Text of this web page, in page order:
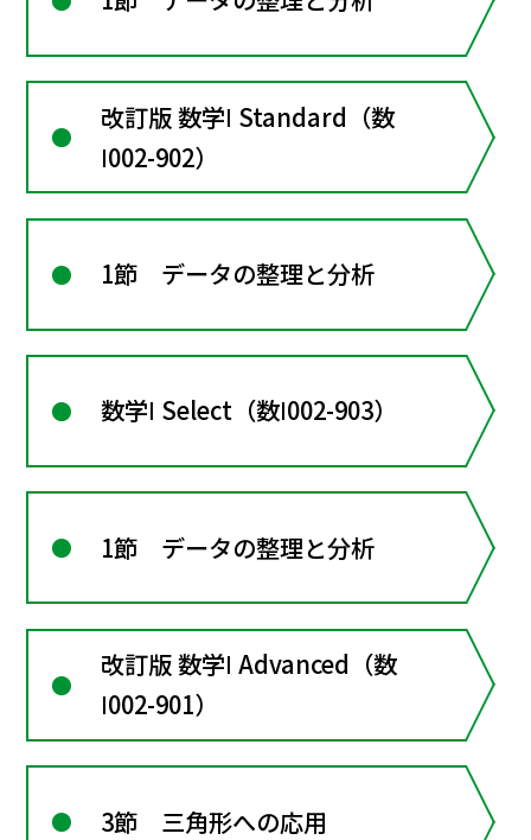
改訂版 数学Ⅰ Standard（数
Ⅰ002-902）
1節 データの整理と分析
数学Ⅰ Select（数Ⅰ002-903）
1節 データの整理と分析
改訂版 数学Ⅰ Advanced（数
Ⅰ002-901）
3節 三角形への応用